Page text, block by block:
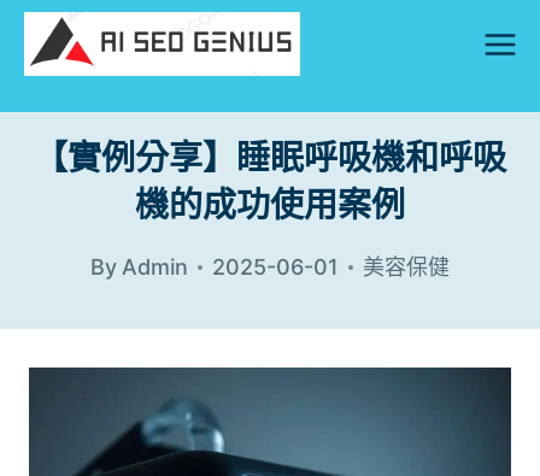
Skip
content
【實例分享】睡眠呼吸機和呼吸
機的成功使用案例
By Admin 2025-06-01 美容保健